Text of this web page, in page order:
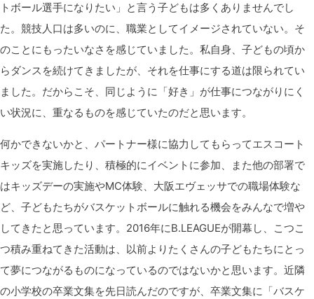
トボール選手になりたい」と言う子どもは多くありませんでし
た。競技人口は多いのに、職業としてイメージされていない。そ
のことにもったいなさを感じていました。私自身、子どもの頃か
らダンスを続けてきましたが、それを仕事にする道は限られてい
ました。だからこそ、同じように「好き」が仕事につながりにく
い状況に、重なるものを感じていたのだと思います。
何かできないかと、パートナー様に協力してもらってエスコート
キッズを実施したり、積極的にイベントに参加、また他の部署で
はキッズデーの実施やMC体験、 大阪エヴェッサでの職場体験な
ど、子どもたちがバスケットボールに触れる機会をみんなで増や
してきたと思っています。 2016年にB.LEAGUEが開幕し 、こつこ
つ積み重ねてきた活動は、以前よりたくさんの子どもたちにとっ
て夢につながるものになっているのではないかと思います。近隣
の小学校の卒業文集を先日読んだのですが、卒業文集に「バスケ